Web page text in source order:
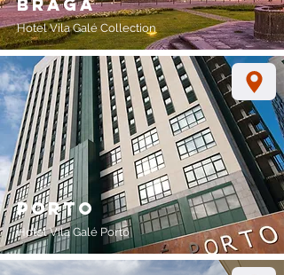
braga
Hotel Vila Galé Collection
porto
Hotel Vila Galé Porto